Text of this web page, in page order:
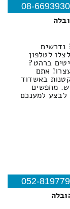
08-6693930
נדרשים
לטלפון
ברהט?
אתם
באשדוד
מחפשים
לבצע למענכם
052-